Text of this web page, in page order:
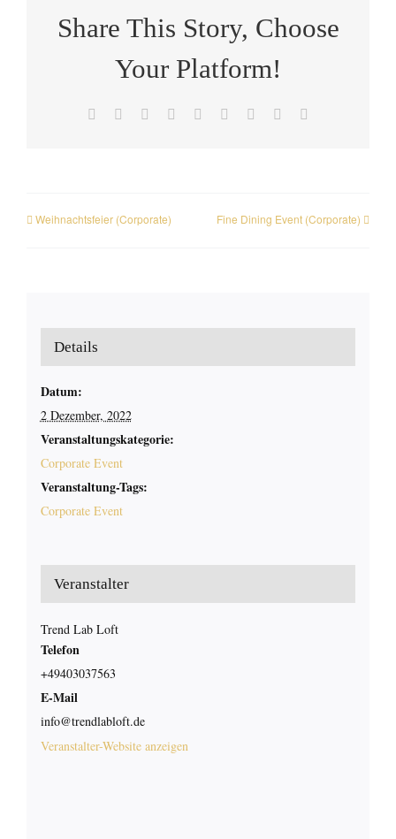
Share This Story, Choose
Your Platform!
Facebook Reddit LinkedInWhatsApp
TumblrPinterest
Weihnachtsfeier (Corporate) Fine Dining Event (Corporate)
Details
Datum:
2 Dezember, 2022
Veranstaltungskategorie:
Corporate Event
Veranstaltung-Tags:
Corporate Event
Veranstalter
Trend Lab Loft
Telefon
+49403037563
E-Mail
info@trendlabloft.de
Veranstalter-Website anzeigen